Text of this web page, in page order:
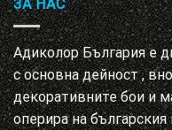
ЗА НАС
Адиколор България е
с основна дейност ,
декоративните бои и
оперира на